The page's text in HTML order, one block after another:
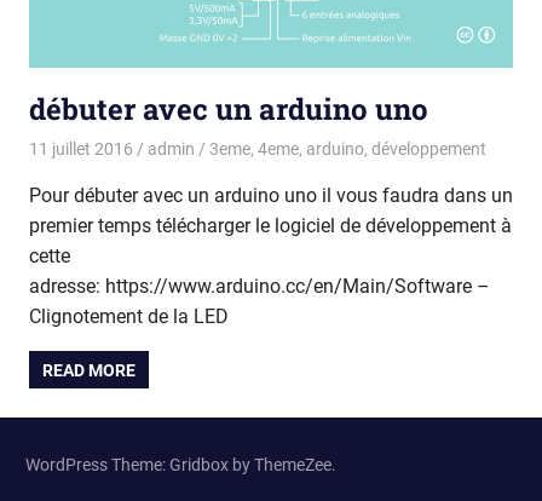
débuter avec un arduino uno
11 juillet 2016 admin 3eme, 4eme, arduino, développement
Pour débuter avec un arduino uno il vous faudra dans un
premier temps télécharger le logiciel de développement à
cette
adresse: https://www.arduino.cc/en/Main/Software –
Clignotement de la LED
READ MORE
WordPress Theme: Gridbox by ThemeZee.